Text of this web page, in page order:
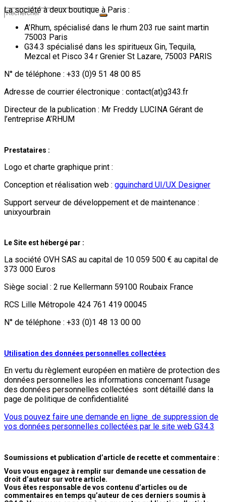
La société à deux boutique à Paris :
A’Rhum, spécialisé dans le rhum 203 rue saint martin
75003 Paris
G34.3 spécialisé dans les spiritueux Gin, Tequila,
Mezcal et Pisco 34 r Grenier St Lazare, 75003 PARIS
N° de téléphone : +33 (0)9 51 48 00 85
Adresse de courrier électronique : contact(at)g343.fr
Directeur de la publication : Mr Freddy LUCINA Gérant de
l’entreprise A’RHUM
Prestataires :
Logo et charte graphique print :
Conception et réalisation web : gguinchard UI/UX Designer
Support serveur de développement et de maintenance :
unixyourbrain
Le Site est hébergé par :
La société OVH SAS au capital de 10 059 500 € au capital de
373 000 Euros
Siège social : 2 rue Kellermann 59100 Roubaix France
RCS Lille Métropole 424 761 419 00045
N° de téléphone : +33 (0)1 48 13 00 00
Utilisation des données personnelles collectées
En vertu du règlement européen en matière de protection des
données personnelles les informations concernant l’usage
des données personnelles collectées sont détaillé dans la
page de politique de confidentialité
Vous pouvez faire une demande en ligne de suppression de
vos données personnelles collectées par le site web G34.3
Soumissions et publication d’article de recette et commentaire :
Vous vous engagez à remplir sur demande une cessation de
droit d’auteur sur votre article.
Vous êtes responsable de vos contenu d’articles ou de
commentaires en temps qu’auteur de ces derniers soumis à